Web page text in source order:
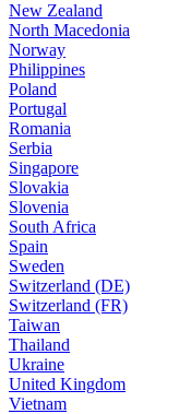
New Zealand
North Macedonia
Norway
Philippines
Poland
Portugal
Romania
Serbia
Singapore
Slovakia
Slovenia
South Africa
Spain
Sweden
Switzerland (DE)
Switzerland (FR)
Taiwan
Thailand
Ukraine
United Kingdom
Vietnam